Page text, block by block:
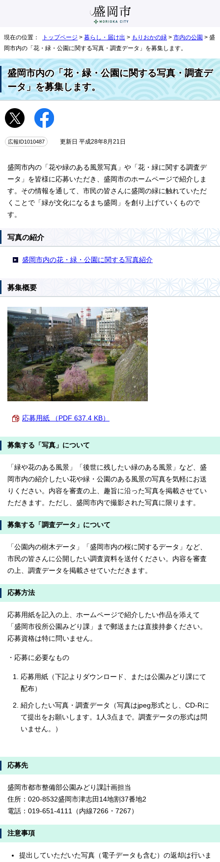
現在の位置： トップページ > 暮らし・届け出 > もりおかの緑 > 市内の公園 > 盛
岡市内の「花・緑・公園に関する写真・調査データ」を募集します。
盛岡市内の「花・緑・公園に関する写真・調査デ
ータ」を募集します。
広報ID1010487 更新日 平成28年8月21日
盛岡市内の「花や緑のある風景写真」や「花・緑に関する調査デ
ータ」を皆様に応募いただき、盛岡市のホームページで紹介しま
す。その情報を通して、市民の皆さんに盛岡の緑に触れていただ
くことで「緑が文化になるまち盛岡」を創り上げていくもので
す。
写真の紹介
盛岡市内の花・緑・公園に関する写真紹介
募集概要
応募用紙 （PDF 637.4 KB）
募集する「写真」について
「緑や花のある風景」「後世に残したい緑のある風景」など、盛
岡市内の紹介したい花や緑・公園のある風景の写真を気軽にお送
りください。内容を審査の上、趣旨に沿った写真を掲載させてい
ただきます。ただし、盛岡市内で撮影された写真に限ります。
募集する「調査データ」について
「公園内の樹木データ」「盛岡市内の桜に関するデータ」など、
市民の皆さんに公開したい調査資料を送付ください。内容を審査
の上、調査データを掲載させていただきます。
応募方法
応募用紙を記入の上、ホームページで紹介したい作品を添えて
「盛岡市役所公園みどり課」まで郵送または直接持参ください。
応募資格は特に問いません。
・応募に必要なもの
応募用紙（下記よりダウンロード、または公園みどり課にて
配布）
紹介したい写真・調査データ（写真はjpeg形式とし、CD-Rに
て提出をお願いします。1人3点まで。調査データの形式は問
いません。）
応募先
盛岡市都市整備部公園みどり課計画担当
住所：020-8532盛岡市津志田14地割37番地2
電話： 019-651-4111（内線7266・7267）
注意事項
提出していただいた写真（電子データも含む）の返却は行いま